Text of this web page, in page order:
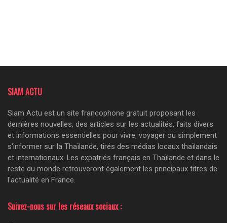
SIAM ACTU
Siam Actu est un site francophone gratuit proposant les
dernières nouvelles, des articles sur les actualités, faits divers
et informations essentielles pour vivre, voyager ou simplement
s'informer sur la Thaïlande, tirés des médias locaux thaïlandais
et internationaux. Les expatriés français en Thaïlande et dans le
reste du monde retrouveront également les principaux titres de
l'actualité en France.
Suivez-nous sur les réseaux sociaux :